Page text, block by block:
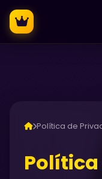
Política de